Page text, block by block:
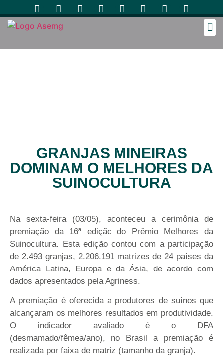
GRANJAS MINEIRAS
DOMINAM O MELHORES DA
SUINOCULTURA
Na sexta-feira (03/05), aconteceu a cerimônia de
premiação da 16ª edição do Prêmio Melhores da
Suinocultura. Esta edição contou com a participação
de 2.493 granjas, 2.206.191 matrizes de 24 países da
América Latina, Europa e da Ásia, de acordo com
dados apresentados pela Agriness.
A premiação é oferecida a produtores de suínos que
alcançaram os melhores resultados em produtividade.
O indicador avaliado é o DFA
(desmamado/fêmea/ano), no Brasil a premiação é
realizada por faixa de matriz (tamanho da granja).